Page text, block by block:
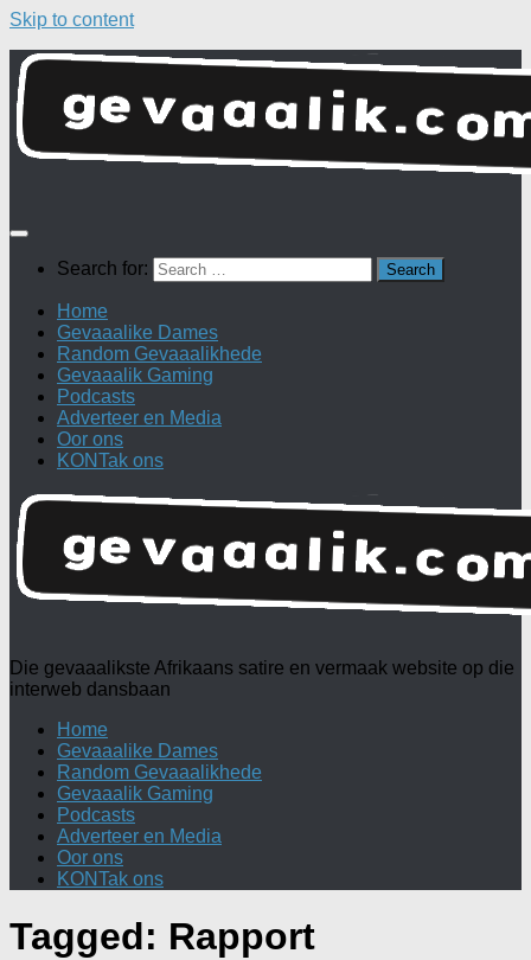
Skip to content
Search for:
Home
Gevaaalike Dames
Random Gevaaalikhede
Gevaaalik Gaming
Podcasts
Adverteer en Media
Oor ons
KONTak ons
Die gevaaalikste Afrikaans satire en vermaak website op die
interweb dansbaan
Home
Gevaaalike Dames
Random Gevaaalikhede
Gevaaalik Gaming
Podcasts
Adverteer en Media
Oor ons
KONTak ons
Tagged: Rapport